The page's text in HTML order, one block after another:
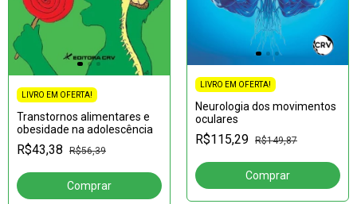
LIVRO EM OFERTA!
Transtornos alimentares e
obesidade na adolescência
R$43,38 R$56,39
LIVRO EM OFERTA!
Neurologia dos movimentos
oculares
R$115,29 R$149,87